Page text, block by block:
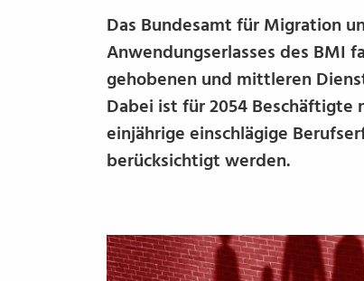
Das Bundesamt für Migration
Anwendungserlasses des BMI
gehobenen und mittleren
Dabei ist für 2054
einjährige einschlägige
berücksichtigt werden.